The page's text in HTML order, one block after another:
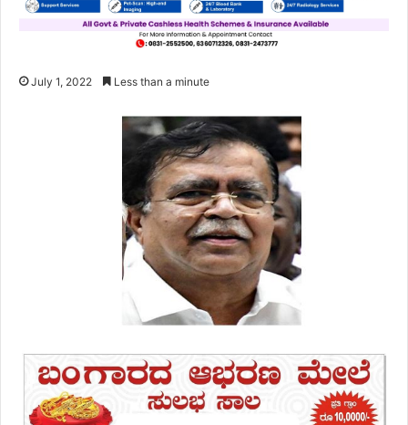
July 1, 2022 Less than a minute